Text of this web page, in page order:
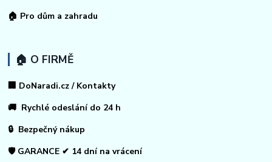
🏠 Pro dům a zahradu
🏠 O FIRMĚ
🏢 DoNaradi.cz / Kontakty
🚚 Rychlé odeslání do 24 h
🔒 Bezpečný nákup
🛡️ GARANCE ✔ 14 dní na vrácení